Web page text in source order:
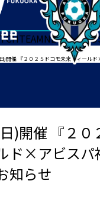
TEAMNEWS
)開催 『２０２５ドコモ未来フィールド×
)開催 『２０
ド×アビスパ
知らせ